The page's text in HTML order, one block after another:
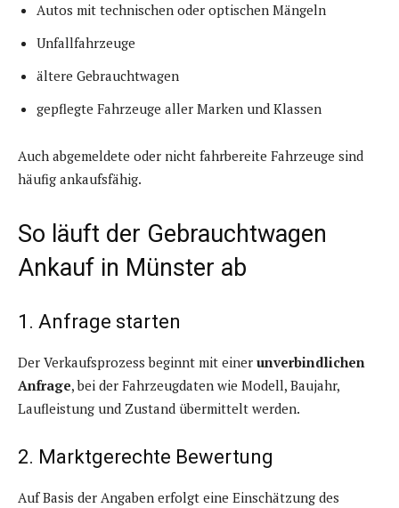
Autos mit technischen oder optischen Mängeln
Unfallfahrzeuge
ältere Gebrauchtwagen
gepflegte Fahrzeuge aller Marken und Klassen
Auch abgemeldete oder nicht fahrbereite Fahrzeuge sind
häufig ankaufsfähig.
So läuft der Gebrauchtwagen
Ankauf in Münster ab
1. Anfrage starten
Der Verkaufsprozess beginnt mit einer unverbindlichen
Anfrage, bei der Fahrzeugdaten wie Modell, Baujahr,
Laufleistung und Zustand übermittelt werden.
2. Marktgerechte Bewertung
Auf Basis der Angaben erfolgt eine Einschätzung des